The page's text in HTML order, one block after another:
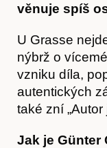
věnuje spíš
U Grasse
nýbrž o
vzniku díla,
autentických
také zní
Jak je Günter